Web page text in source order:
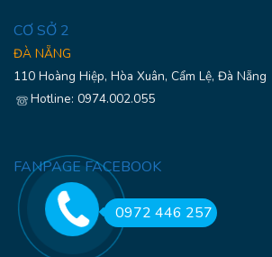
CƠ SỞ 2
ĐÀ NẴNG
110 Hoàng Hiệp, Hòa Xuân, Cẩm Lệ, Đà Nẵng
Hotline: 0974.002.055
FANPAGE FACEBOOK
0972 446 257